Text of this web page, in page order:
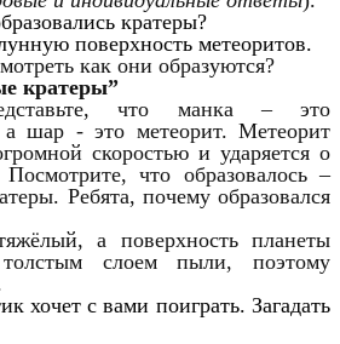
кратеры?
поверхность метеоритов.
как они образуются?
кратеры”
что манка – это
шар - это метеорит. Метеорит
скоростью и ударяется о
что образовалось –
Ребята, почему образовался
а поверхность планеты
слоем пыли, поэтому
хочет с вами поиграть. Загадать